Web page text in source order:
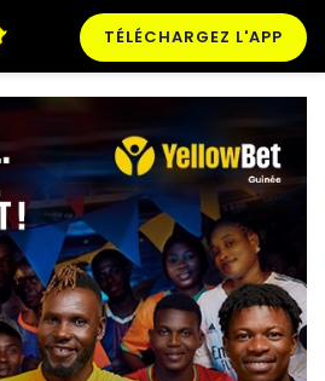
TÉLÉCHARGEZ L'APP